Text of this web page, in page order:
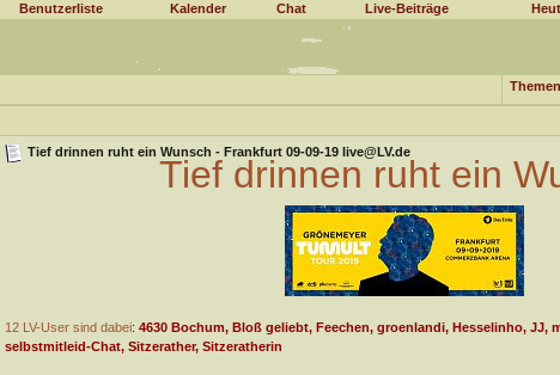
Benutzerliste Kalender Chat Live-Beiträge
Tief drinnen ruht ein Wunsch - Frankfurt 09-09-19 live@LV.de
Tief drinnen ruht ein
12 LV-User sind dabei: 4630 Bochum, Bloß geliebt, Feechen, groenlandi, Hesselinho, JJ,
selbstmitleid-Chat, Sitzerather, Sitzeratherin